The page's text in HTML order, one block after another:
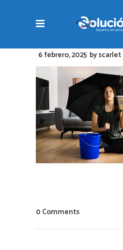
6 febrero, 2025 byscarlet
0 Comments